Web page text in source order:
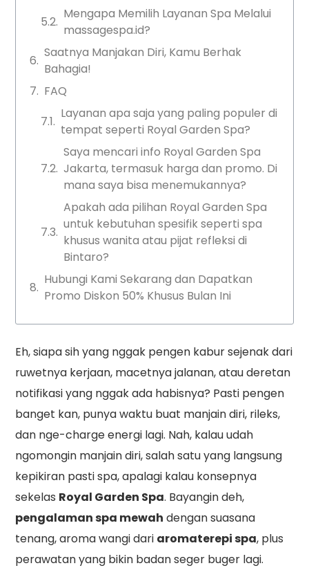
Mengapa Memilih Layanan Spa Melalui
massagespa.id?
Saatnya Manjakan Diri, Kamu Berhak
Bahagia!
FAQ
Layanan apa saja yang paling populer di
tempat seperti Royal Garden Spa?
Saya mencari info Royal Garden Spa
Jakarta, termasuk harga dan promo. Di
mana saya bisa menemukannya?
Apakah ada pilihan Royal Garden Spa
untuk kebutuhan spesifik seperti spa
khusus wanita atau pijat refleksi di
Bintaro?
Hubungi Kami Sekarang dan Dapatkan
Promo Diskon 50% Khusus Bulan Ini
Eh, siapa sih yang nggak pengen kabur sejenak dari
ruwetnya kerjaan, macetnya jalanan, atau deretan
notifikasi yang nggak ada habisnya? Pasti pengen
banget kan, punya waktu buat manjain diri, rileks,
dan nge-charge energi lagi. Nah, kalau udah
ngomongin manjain diri, salah satu yang langsung
kepikiran pasti spa, apalagi kalau konsepnya
sekelas Royal Garden Spa. Bayangin deh,
pengalaman spa mewah dengan suasana
tenang, aroma wangi dari aromaterepi spa, plus
perawatan yang bikin badan seger buger lagi.